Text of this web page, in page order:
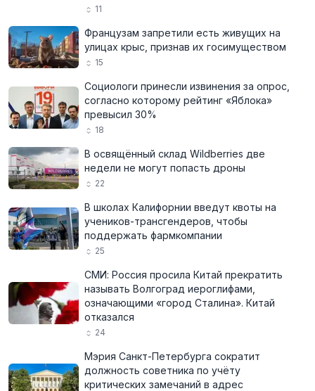
11
Французам запретили есть живущих на
улицах крыс, признав их госимуществом
15
Социологи принесли извинения за опрос,
согласно которому рейтинг «Яблока»
превысил 30%
18
В освящённый склад Wildberries две
недели не могут попасть дроны
22
В школах Калифорнии введут квоты на
учеников-трансгендеров, чтобы
поддержать фармкомпании
25
СМИ: Россия просила Китай прекратить
называть Волгоград иероглифами,
означающими «город Сталина». Китай
отказался
24
Мэрия Санкт-Петербурга сократит
должность советника по учёту
критических замечаний в адрес